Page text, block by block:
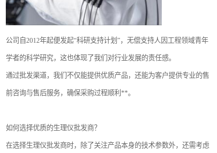
公司自2012年起便发起“科研支持计划”，无偿支持人因工程领域青年
学者的科学研究，这也体现了我们对行业发展的责任感。
通过批发渠道，我们不仅能提供优质产品，还能为客户提供专业的售
前咨询与售后服务，确保采购过程顺利**。
如何选择优质的生理仪批发商？
在选择生理仪批发商时，除了关注产品本身的技术参数外，还需考虑